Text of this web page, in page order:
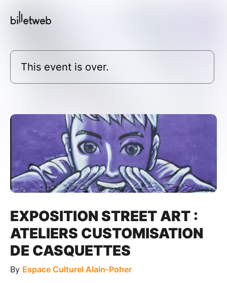
This event is over.
EXPOSITION STREET ART :
ATELIERS CUSTOMISATION
DE CASQUETTES
By Espace Culturel Alain-Poher